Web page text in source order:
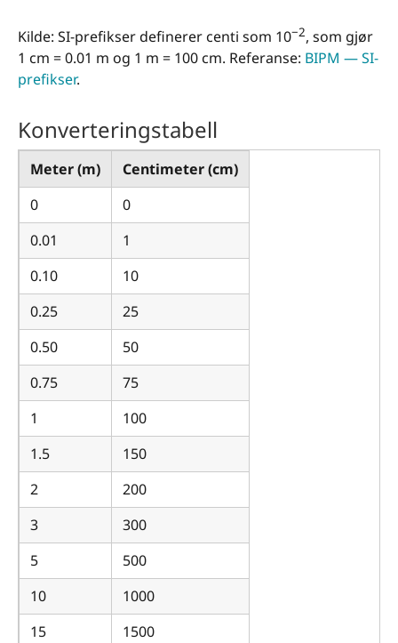
Kilde: SI-prefikser definerer centi som 10−2, som gjør
1 cm = 0.01 m og 1 m = 100 cm. Referanse: BIPM — SI-
prefikser.
Konverteringstabell
Meter (m)
Centimeter (cm)
0
0
0.01
1
0.10
10
0.25
25
0.50
50
0.75
75
1
100
1.5
150
2
200
3
300
5
500
10
1000
15
1500